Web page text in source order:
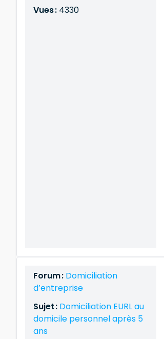
Vues : 4330
Forum : Domiciliation
d’entreprise
Sujet : Domiciliation EURL au
domicile personnel après 5
ans